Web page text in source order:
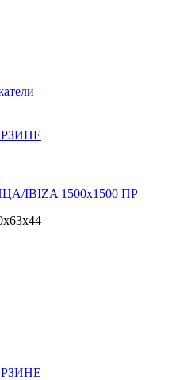
IBIZA 1500х1500 ПР